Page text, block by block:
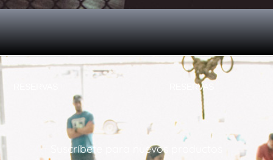
RESERVAS
Suscríbete para nuevos productos